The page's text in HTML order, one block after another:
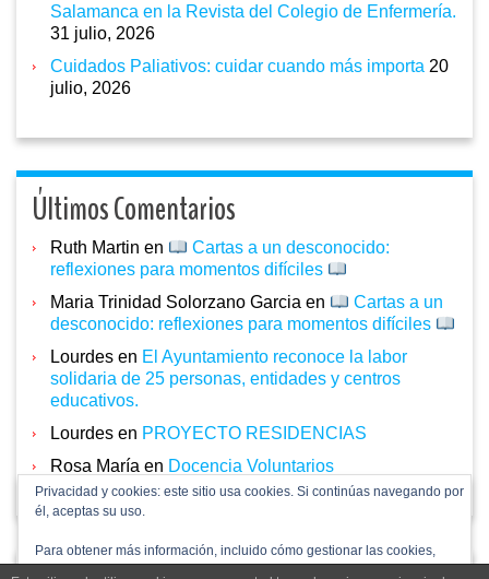
Salamanca en la Revista del Colegio de Enfermería.
31 julio, 2026
Cuidados Paliativos: cuidar cuando más importa 20
julio, 2026
Últimos Comentarios
Ruth Martin en
Cartas a un desconocido:
reflexiones para momentos difíciles
Maria Trinidad Solorzano Garcia en
Cartas a un
desconocido: reflexiones para momentos difíciles
Lourdes en El Ayuntamiento reconoce la labor
solidaria de 25 personas, entidades y centros
educativos.
Lourdes en PROYECTO RESIDENCIAS
Rosa María en Docencia Voluntarios
Privacidad y cookies: este sitio usa cookies. Si continúas navegando por
él, aceptas su uso.
Para obtener más información, incluido cómo gestionar las cookies,